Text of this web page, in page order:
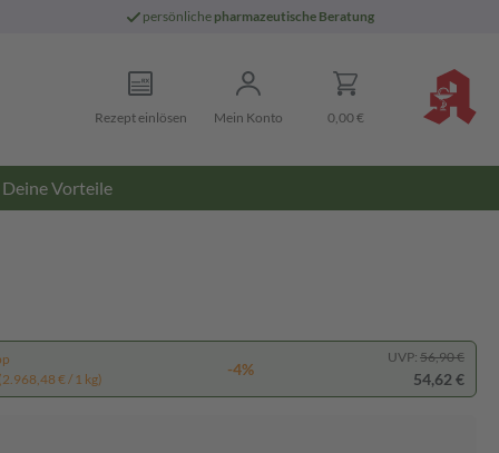
persönliche pharmazeutische Beratung
Rezept einlösen Mein Konto 0,00 €
Deine Vorteile
€ / 1 kg)
-4%
UVP: 56,90 €
54,62 €